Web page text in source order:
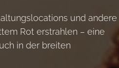
und andere
Rot erstrahlen – eine
in der breiten